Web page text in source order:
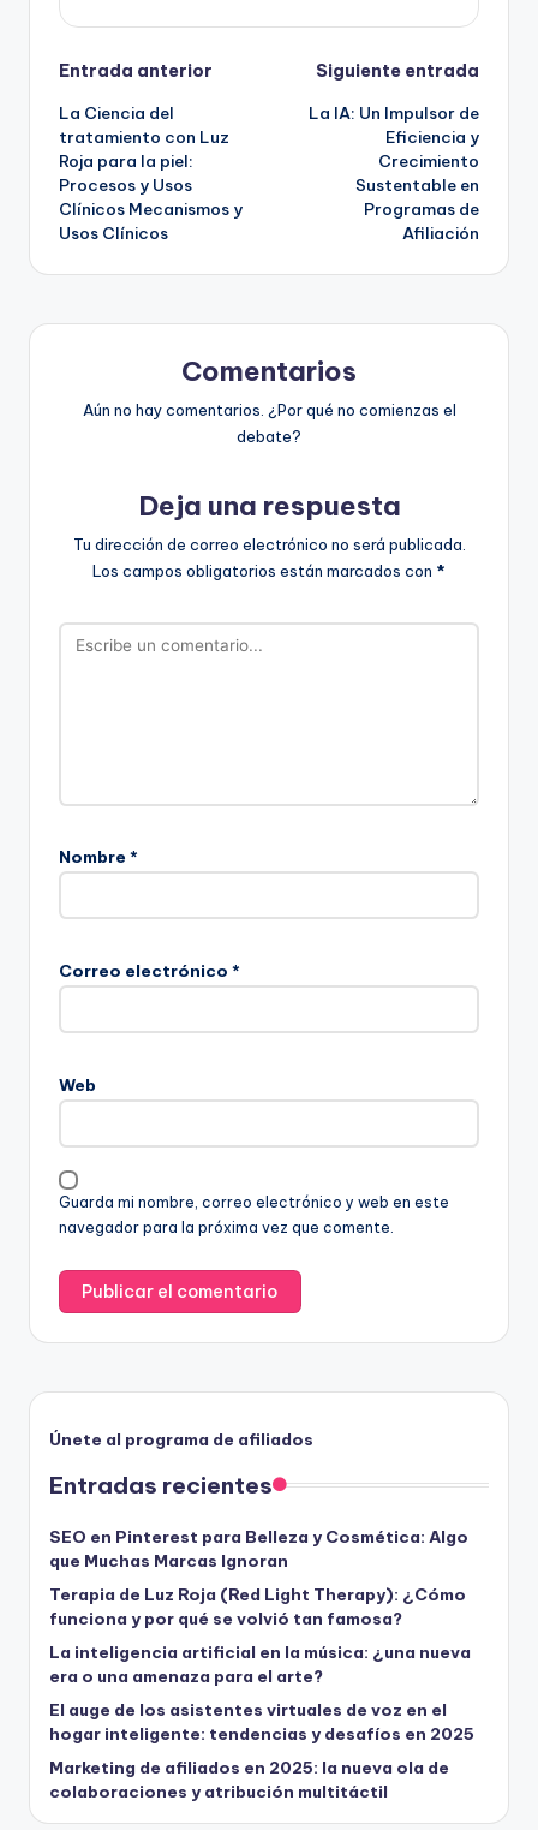
Navegación
de
entradas
Entrada anterior
La Ciencia del
tratamiento con Luz
Roja para la piel:
Procesos y Usos
Clínicos Mecanismos y
Usos Clínicos
Siguiente entrada
La IA: Un Impulsor de
Eficiencia y
Crecimiento
Sustentable en
Programas de
Afiliación
Comentarios
Aún no hay comentarios. ¿Por qué no comienzas el
debate?
Deja una respuesta
Tu dirección de correo electrónico no será publicada.
Los campos obligatorios están marcados con *
Nombre *
Correo electrónico *
Web
Guarda mi nombre, correo electrónico y web en este
navegador para la próxima vez que comente.
Únete al programa de afiliados
Entradas recientes
SEO en Pinterest para Belleza y Cosmética: Algo
que Muchas Marcas Ignoran
Terapia de Luz Roja (Red Light Therapy): ¿Cómo
funciona y por qué se volvió tan famosa?
La inteligencia artificial en la música: ¿una nueva
era o una amenaza para el arte?
El auge de los asistentes virtuales de voz en el
hogar inteligente: tendencias y desafíos en 2025
Marketing de afiliados en 2025: la nueva ola de
colaboraciones y atribución multitáctil